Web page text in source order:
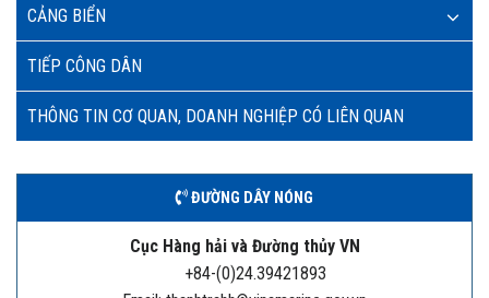
CẢNG BIỂN
TIẾP CÔNG DÂN
THÔNG TIN CƠ QUAN, DOANH NGHIỆP CÓ LIÊN QUAN
ĐƯỜNG DÂY NÓNG
Cục Hàng hải và Đường thủy VN
+84-(0)24.39421893